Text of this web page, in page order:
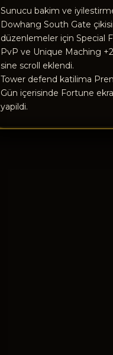
Sunucu bakim ve
Dowhang South Gate
düzenlemeler için Special
PvP ve Unique Maching
sine scroll eklendi.
Tower defend katilima
Gün içerisinde Fortune
yapildi.